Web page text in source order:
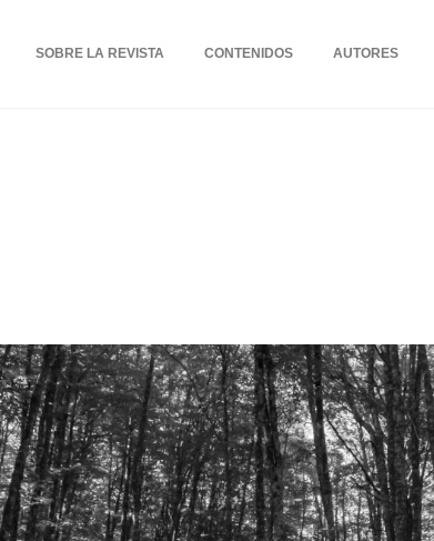
SOBRE LA REVISTA CONTENIDOS AUTORES